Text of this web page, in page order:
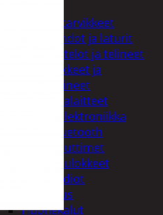
Puhelintarvikkeet
Johdot ja laturit
Kotelot ja telineet
Tv-tarvikkeet ja
seinätelineet
Varavirtalaitteet
Viihde-elektroniikka
Bluetooth
kaiuttimet
Kuulokkeet
Radiot
Koti ja sisustus
Huonekalut